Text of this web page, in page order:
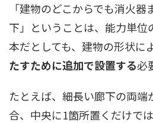
「建物のどこからでも消火
下」ということは、能力単位
本だとしても、建物の形状に
たすために追加で設置する必
たとえば、細長い廊下の両
合、中央に1箇所置くだけで